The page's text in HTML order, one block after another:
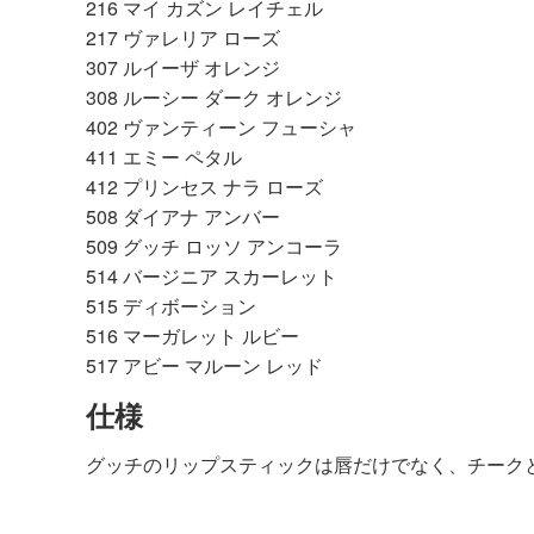
216 マイ カズン レイチェル
217 ヴァレリア ローズ
307 ルイーザ オレンジ
308 ルーシー ダーク オレンジ
402 ヴァンティーン フューシャ
411 エミー ペタル
412 プリンセス ナラ ローズ
508 ダイアナ アンバー
509 グッチ ロッソ アンコーラ
514 バージニア スカーレット
515 ディボーション
516 マーガレット ルビー
517 アビー マルーン レッド
仕様
グッチのリップスティックは唇だけでなく、チーク